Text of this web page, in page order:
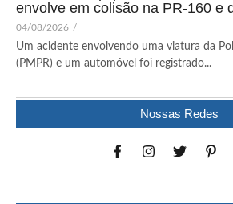
envolve em colisão na PR-160 e
04/08/2026 /
Um acidente envolvendo uma viatura da
(PMPR) e um automóvel foi registrado...
Nossas Redes